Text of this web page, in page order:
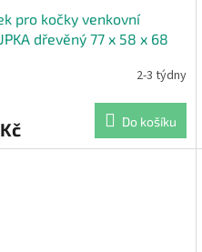
pro kočky venkovní
dřevěný 77 x 58 x 68
2-3 týdny
Do košíku